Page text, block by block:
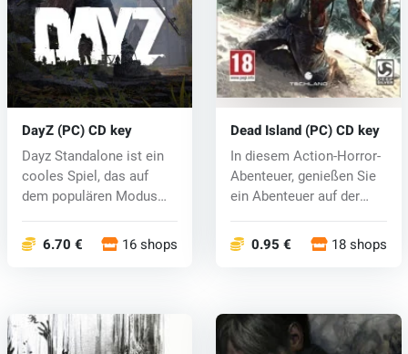
DayZ (PC) CD key
Dayz Standalone ist ein
cooles Spiel, das auf
dem populären Modus
6.70 € 16 shops
Dead Island (PC) CD key
In diesem Action-Horror-
Abenteuer, genießen Sie
ein Abenteuer auf der
0.95 € 18 shops